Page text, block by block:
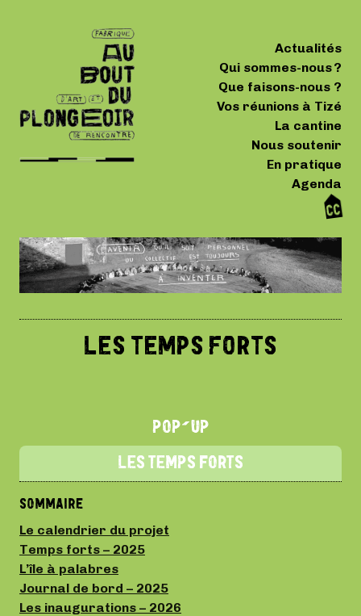
Actualités
Qui sommes-nous ?
Que faisons-nous ?
Vos réunions à Tizé
La cantine
Nous soutenir
En pratique
Agenda
LES TEMPS FORTS
POP'UP
LES TEMPS FORTS
SOMMAIRE
Le calendrier du projet
Temps forts – 2025
L’île à palabres
Journal de bord – 2025
Les inaugurations – 2026